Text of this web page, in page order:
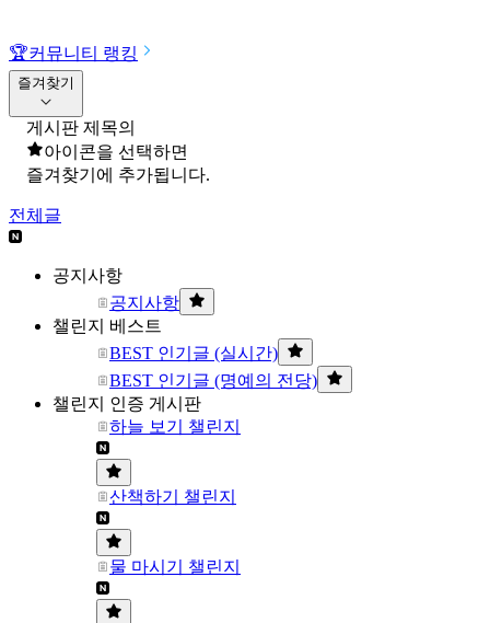
🏆커뮤니티 랭킹
즐겨찾기
게시판 제목의
아이콘을 선택하면
즐겨찾기에 추가됩니다.
전체글
공지사항
공지사항
챌린지 베스트
BEST 인기글 (실시간)
BEST 인기글 (명예의 전당)
챌린지 인증 게시판
하늘 보기 챌린지
산책하기 챌린지
물 마시기 챌린지